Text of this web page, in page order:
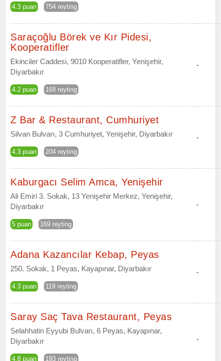
4.3 puan 754 reyting
Saraçoğlu Börek ve Kır Pidesi,
Kooperatifler
Ekinciler Caddesi, 9010 Kooperatifler, Yenişehir,
Diyarbakır
4.2 puan 168 reyting
-
Z Bar & Restaurant, Cumhuriyet
Silvan Bulvarı, 3 Cumhuriyet, Yenişehir, Diyarbakır
4.3 puan 204 reyting
-
Kaburgacı Selim Amca, Yenişehir
Ali Emiri 3. Sokak, 13 Yenişehir Merkez, Yenişehir,
Diyarbakır
5 puan 169 reyting
-
Adana Kazancılar Kebap, Peyas
250. Sokak, 1 Peyas, Kayapınar, Diyarbakır
4.3 puan 119 reyting
-
Saray Saç Tava Restaurant, Peyas
Selahhatin Eyyubi Bulvarı, 6 Peyas, Kayapınar,
Diyarbakır
4.8 puan 193 reyting
-